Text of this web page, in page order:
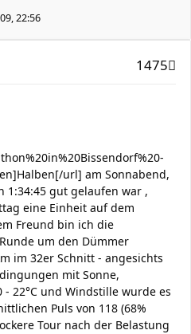
22:56
1475
url] am Sonnabend,
1:34:45 gut gelaufen war ,
eine Einheit auf dem
Freund bin ich die
um den Dümmer
im 32er Schnitt - angesichts
mit Sonne,
22°C und Windstille wurde es
Puls von 118 (68%
Tour nach der Belastung